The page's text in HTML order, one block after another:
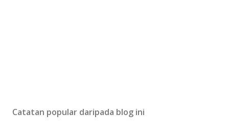
Catatan popular daripada blog ini